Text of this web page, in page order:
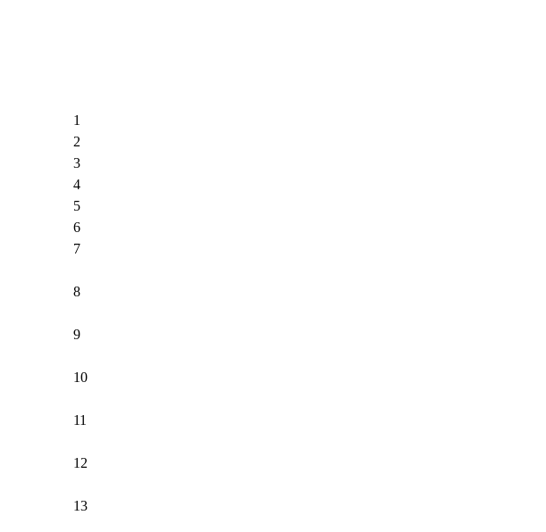
1
2
3
4
5
6
7
8
9
10
11
12
13